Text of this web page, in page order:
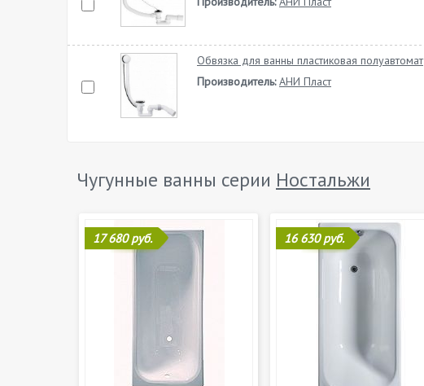
Обвязка для ванны пластиковая полуавтомат
Производитель: АНИ Пласт
Чугунные ванны серии Ностальжи
17 680 руб. 16 630 руб.